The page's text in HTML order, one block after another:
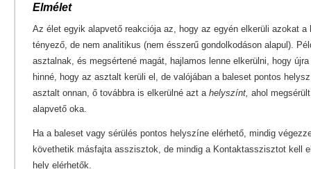
Elmélet
Az élet egyik alapvető reakciója az, hogy az egyén elkerüli azokat
tényező, de nem analitikus (nem ésszerű gondolkodáson alapul).
asztalnak, és megsértené magát, hajlamos lenne elkerülni, hogy
hinné, hogy az asztalt kerüli el, de valójában a baleset pontos
asztalt onnan, ő továbbra is elkerülné azt a helyszínt, ahol
alapvető oka.
Ha a baleset vagy sérülés pontos helyszíne elérhető, mindig
követhetik másfajta asszisztok, de mindig a Kontaktasszisztot kell
hely elérhetők.